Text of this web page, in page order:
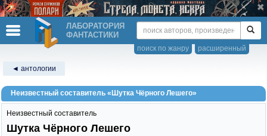
ЛАБОРАТОРИЯ
ФАНТАСТИКИ
расширенный
поиск по жанру
◄ антологии
Неизвестный составитель «Шутка Чёрного Лешего»
Неизвестный составитель
Шутка Чёрного Лешего